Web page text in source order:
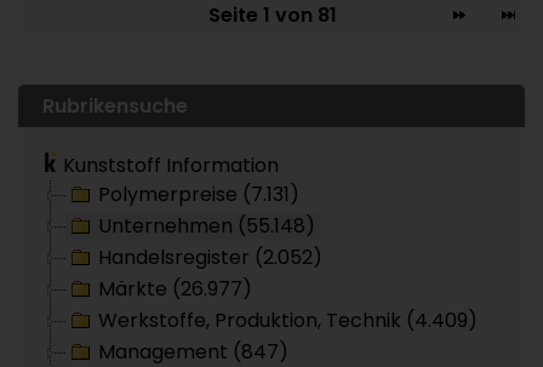
Seite 1 von 81
Rubrikensuche
Kunststoff Information
Polymerpreise (7.131)
Unternehmen (55.148)
Handelsregister (2.052)
Märkte (26.977)
Werkstoffe, Produktion, Technik (4.409)
Management (847)